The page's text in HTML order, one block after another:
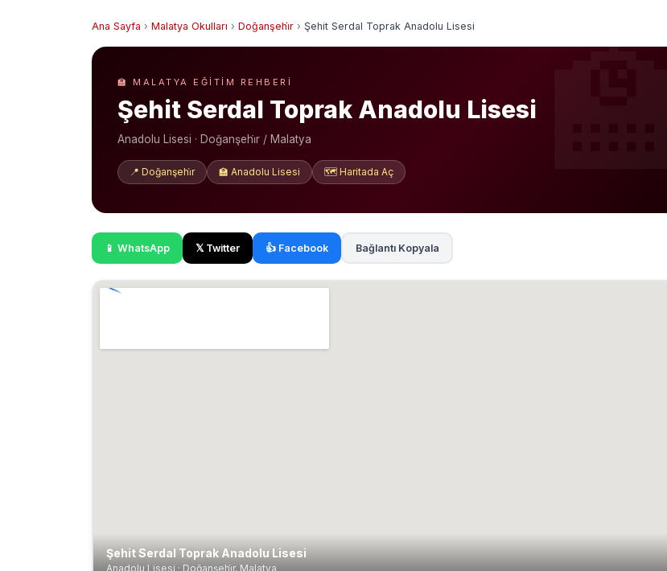
Ana Sayfa › Malatya Okulları › Doğanşehi̇r › Şehit Serdal Toprak Anadolu Lisesi
🏫 MALATYA EĞITIM REHBERI
Şehit Serdal Toprak Anadolu Lisesi
Anadolu Lisesi · Doğanşehi̇r / Malatya
📍 Doğanşehi̇r 🏫 Anadolu Lisesi 🗺️ Haritada Aç
📱 WhatsApp 𝕏 Twitter 👍 Facebook Bağlantı Kopyala
Şehit Serdal Toprak Anadolu Lisesi
Anadolu Lisesi · Doğanşehi̇r, Malatya